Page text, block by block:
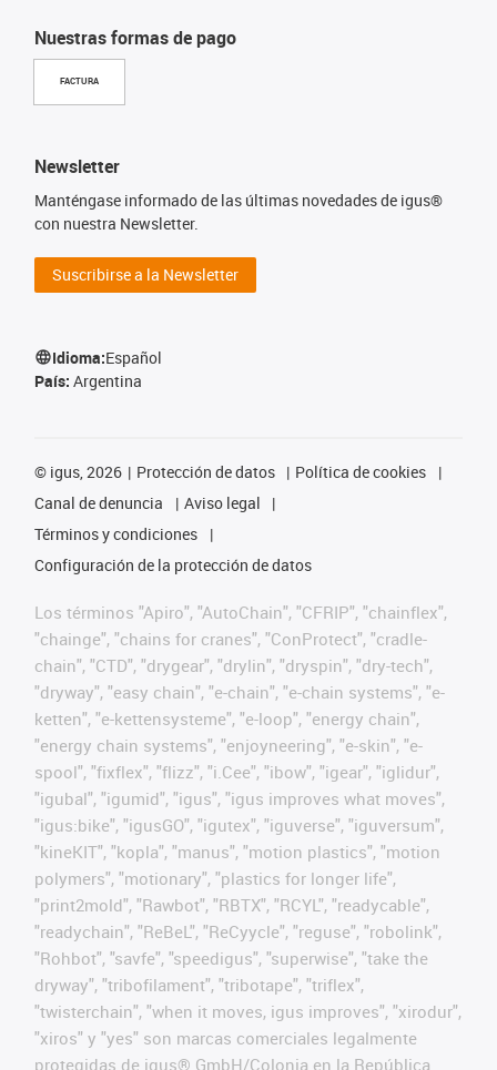
Nuestras formas de pago
FACTURA
Newsletter
Manténgase informado de las últimas novedades de igus®
con nuestra Newsletter.
Suscribirse a la Newsletter
Idioma:Español
País: Argentina
© igus, 2026 Protección de datos
Política de cookies
Canal de denuncia
Aviso legal
Términos y condiciones
Configuración de la protección de datos
Los términos "Apiro", "AutoChain", "CFRIP", "chainflex",
"chainge", "chains for cranes", "ConProtect", "cradle-
chain", "CTD", "drygear", "drylin", "dryspin", "dry-tech",
"dryway", "easy chain", "e-chain", "e-chain systems", "e-
ketten", "e-kettensysteme", "e-loop", "energy chain",
"energy chain systems", "enjoyneering", "e-skin", "e-
spool", "fixflex", "flizz", "i.Cee", "ibow", "igear", "iglidur",
"igubal", "igumid", "igus", "igus improves what moves",
"igus:bike", "igusGO", "igutex", "iguverse", "iguversum",
"kineKIT", "kopla", "manus", "motion plastics", "motion
polymers", "motionary", "plastics for longer life",
"print2mold", "Rawbot", "RBTX", "RCYL", "readycable",
"readychain", "ReBeL", "ReCyycle", "reguse", "robolink",
"Rohbot", "savfe", "speedigus", "superwise", "take the
dryway", "tribofilament", "tribotape", "triflex",
"twisterchain", "when it moves, igus improves", "xirodur",
"xiros" y "yes" son marcas comerciales legalmente
protegidas de igus® GmbH/Colonia en la República